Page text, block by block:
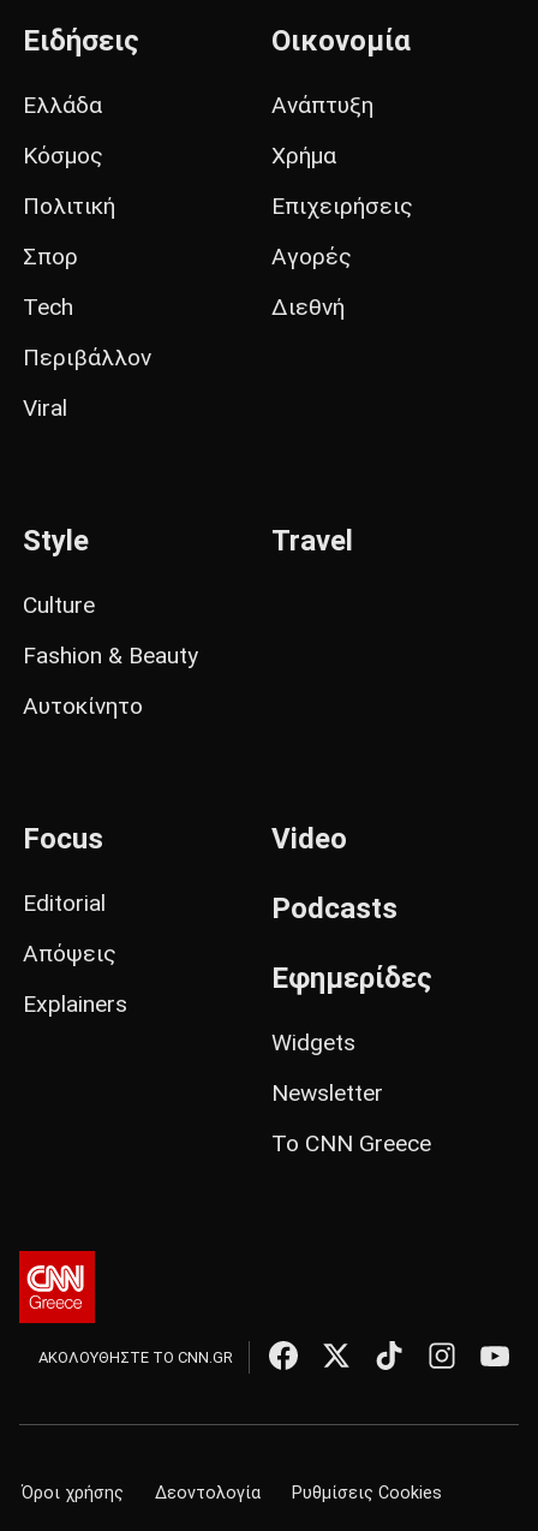
Ειδήσεις
Ελλάδα
Κόσμος
Πολιτική
Σπορ
Tech
Περιβάλλον
Viral
Οικονομία
Ανάπτυξη
Χρήμα
Επιχειρήσεις
Αγορές
Διεθνή
Style
Culture
Fashion & Beauty
Αυτοκίνητο
Travel
Focus
Editorial
Απόψεις
Explainers
Video
Podcasts
Εφημερίδες
Widgets
Newsletter
Το CNN Greece
ΑΚΟΛΟΥΘΗΣΤΕ ΤΟ CNN.GR
Όροι χρήσης Δεοντολογία Ρυθμίσεις Cookies